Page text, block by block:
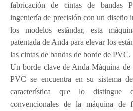
fabricación de cintas de bandas
ingeniería de precisión con un diseño
los modelos estándar, esta
patentada de Anda para elevar los
las cintas de bandas de borde de PVC.
Un borde clave de Anda Máquina de
PVC se encuentra en su sistema
característica que lo distingue
convencionales de la máquina de